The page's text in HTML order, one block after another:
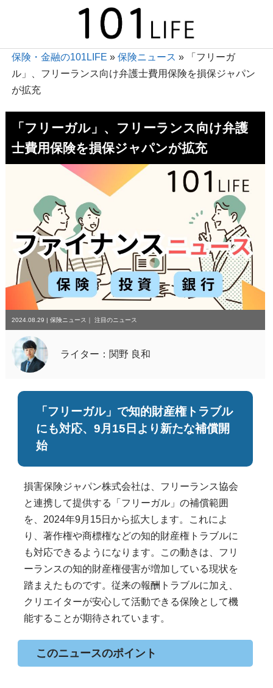
保険・金融の101LIFE » 保険ニュース »
「フリーガ
ル」、フリーランス向け弁護士費用保険を損保ジャパン
が拡充
「フリーガル」、フリーランス向け弁護
士費用保険を損保ジャパンが拡充
2024.08.29 | 保険ニュース ｜ 注目のニュース
ライター：関野 良和
「フリーガル」で知的財産権トラブル
にも対応、9月15日より新たな補償開
始
損害保険ジャパン株式会社は、フリーランス協会
と連携して提供する「フリーガル」の補償範囲
を、2024年9月15日から拡大します。これによ
り、著作権や商標権などの知的財産権トラブルに
も対応できるようになります。この動きは、フリ
ーランスの知的財産権侵害が増加している現状を
踏まえたものです。従来の報酬トラブルに加え、
クリエイターが安心して活動できる保険として機
能することが期待されています。
このニュースのポイント